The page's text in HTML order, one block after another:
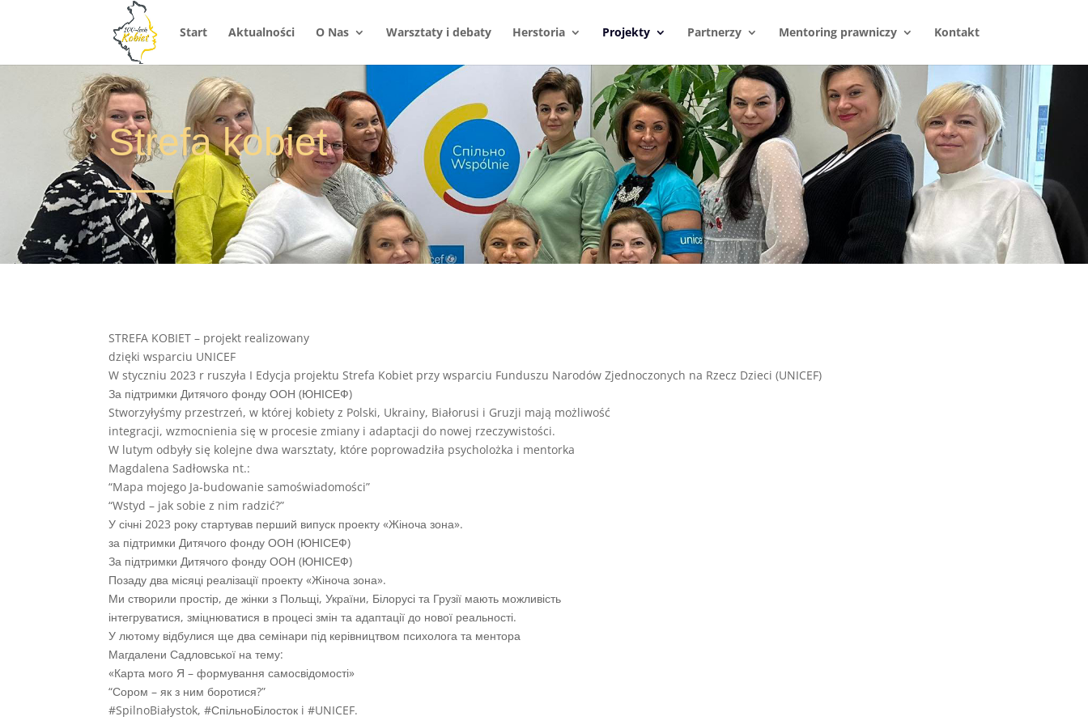
Start Aktualności O Nas Warsztaty i debaty Herstoria Projekty Partnerzy Mentoring prawniczy Kontakt
Strefa kobiet
STREFA KOBIET – projekt realizowany
dzięki wsparciu UNICEF
W styczniu 2023 r ruszyła I Edycja projektu Strefa Kobiet przy wsparciu Funduszu Narodów Zjednoczonych na Rzecz Dzieci (UNICEF)
За підтримки Дитячого фонду ООН (ЮНІСЕФ)
Stworzyłyśmy przestrzeń, w której kobiety z Polski, Ukrainy, Białorusi i Gruzji mają możliwość
integracji, wzmocnienia się w procesie zmiany i adaptacji do nowej rzeczywistości.
W lutym odbyły się kolejne dwa warsztaty, które poprowadziła psycholożka i mentorka
Magdalena Sadłowska nt.:
“Mapa mojego Ja-budowanie samoświadomości”
“Wstyd – jak sobie z nim radzić?”
У січні 2023 року стартував перший випуск проекту «Жіноча зона».
за підтримки Дитячого фонду ООН (ЮНІСЕФ)
За підтримки Дитячого фонду ООН (ЮНІСЕФ)
Позаду два місяці реалізації проекту «Жіноча зона».
Ми створили простір, де жінки з Польщі, України, Білорусі та Грузії мають можливість
інтегруватися, зміцнюватися в процесі змін та адаптації до нової реальності.
У лютому відбулися ще два семінари під керівництвом психолога та ментора
Магдалени Садловської на тему:
«Карта мого Я – формування самосвідомості»
“Сором – як з ним боротися?”
#SpilnoBiałystok, #СпільноБілосток i #UNICEF.